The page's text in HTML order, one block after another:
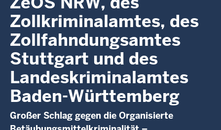
Zollkriminalamtes, des
Zollfahndungsamtes
Stuttgart und des
Landeskriminalamtes
Baden-Württemberg
Großer Schlag gegen die Organisierte